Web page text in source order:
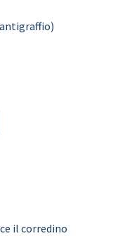
il corredino